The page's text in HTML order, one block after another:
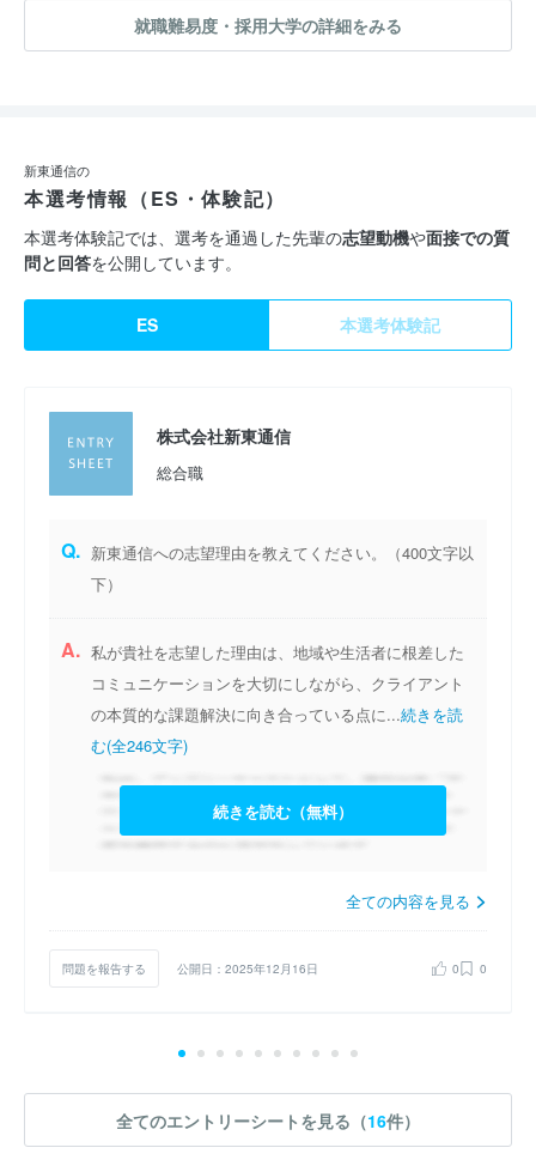
就職難易度・採用大学の詳細をみる
新東通信の
本選考情報（ES・体験記）
本選考体験記では、選考を通過した先輩の志望動機や面接での質
問と回答を公開しています。
ES 本選考体験記
株式会社新東通信
総合職
Q. 新東通信への志望理由を教えてください。（400文字以
下）
A. 私が貴社を志望した理由は、地域や生活者に根差した
コミュニケーションを大切にしながら、クライアント
の本質的な課題解決に向き合っている点に...続きを読
む(全246文字)
続きを読む（無料）
全ての内容を見る
問題を報告する 公開日：2025年12月16日 0 0
全てのエントリーシートを見る（16件）